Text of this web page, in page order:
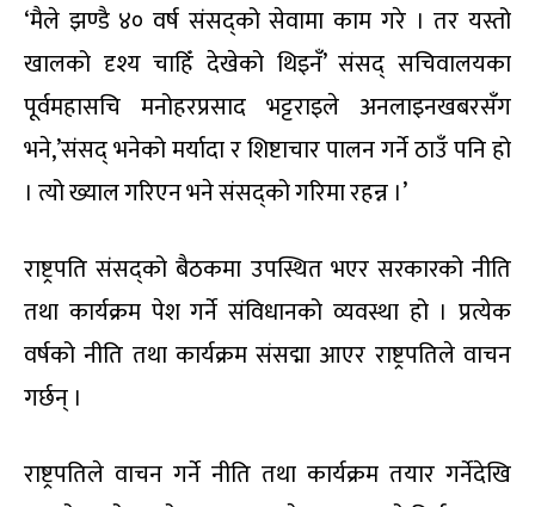
‘मैले झण्डै ४० वर्ष संसद्को सेवामा काम गरे । तर यस्तो
खालको दृश्य चाहिँ देखेको थिइनँ’ संसद् सचिवालयका
पूर्वमहासचि मनोहरप्रसाद भट्टराइले अनलाइनखबरसँग
भने,’संसद् भनेको मर्यादा र शिष्टाचार पालन गर्ने ठाउँ पनि हो
। त्यो ख्याल गरिएन भने संसद्को गरिमा रहन्न ।’
राष्ट्रपति संसद्को बैठकमा उपस्थित भएर सरकारको नीति
तथा कार्यक्रम पेश गर्ने संविधानको व्यवस्था हो । प्रत्येक
वर्षको नीति तथा कार्यक्रम संसद्मा आएर राष्ट्रपतिले वाचन
गर्छन् ।
राष्ट्रपतिले वाचन गर्ने नीति तथा कार्यक्रम तयार गर्नेदेखि